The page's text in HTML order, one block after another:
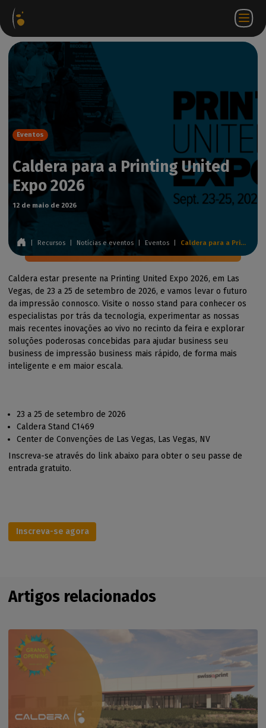
PT
Eventos
Caldera para a Printing United
Expo 2026
12 de maio de 2026
Recursos Notícias e eventos Eventos Caldera para a Printing United Expo 2026
Caldera estar presente na Printing United Expo 2026, em Las
Vegas, de 23 a 25 de setembro de 2026, e vamos levar o futuro
da impressão connosco. Visite o nosso stand para conhecer os
especialistas por trás da tecnologia, experimentar as nossas
mais recentes inovações ao vivo no recinto da feira e explorar
soluções poderosas concebidas para ajudar business seu
business de impressão business mais rápido, de forma mais
inteligente e em maior escala.
23 a 25 de setembro de 2026
Caldera Stand C1469
Center de Convenções de Las Vegas, Las Vegas, NV
Inscreva-se através do link abaixo para obter o seu passe de
entrada gratuito.
Inscreva-se agora
Artigos relacionados